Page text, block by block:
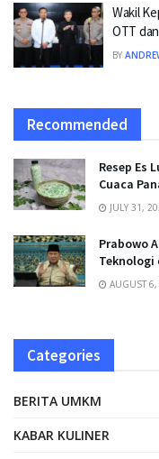
Wakil
OTT
BY
Recommended
Resep Es
Cuaca
JULY 31,
Prabowo
Teknologi
AUGUST
Categories
BERITA UMKM
KABAR KULINER